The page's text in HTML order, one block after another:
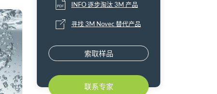
INFO 逐步淘汰 3M 产品
寻找 3M Novec 替代产品
索取样品
联系专家